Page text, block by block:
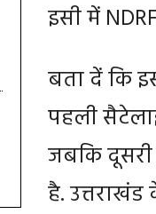
इसी में
बता दें कि
पहली
जबकि
है.